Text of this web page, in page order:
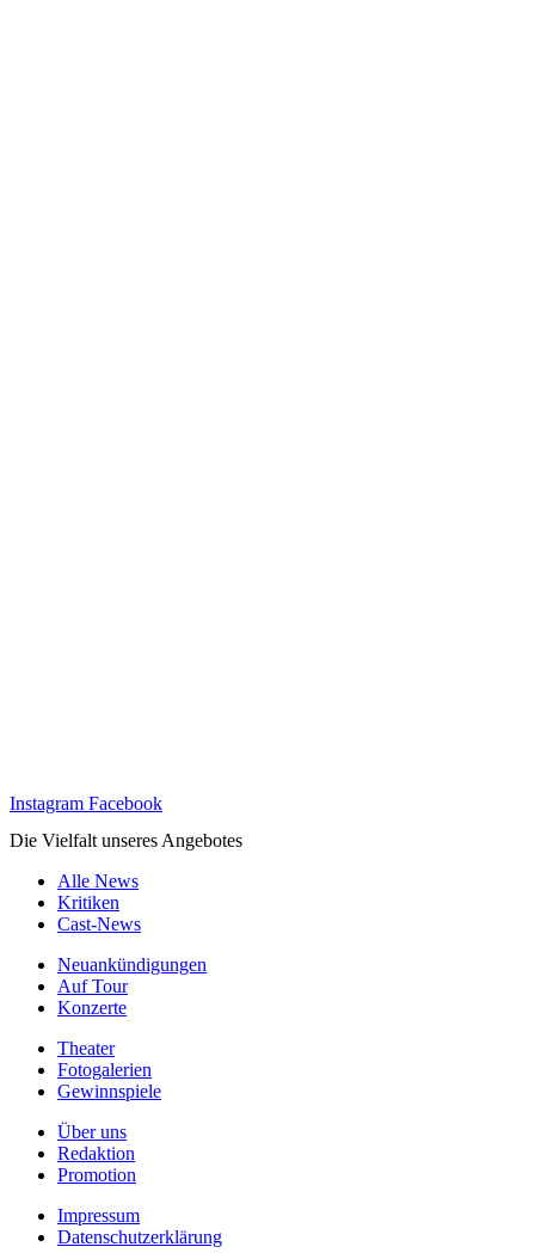
Instagram Facebook
Die Vielfalt unseres Angebotes
Alle News
Kritiken
Cast-News
Neuankündigungen
Auf Tour
Konzerte
Theater
Fotogalerien
Gewinnspiele
Über uns
Redaktion
Promotion
Impressum
Datenschutzerklärung